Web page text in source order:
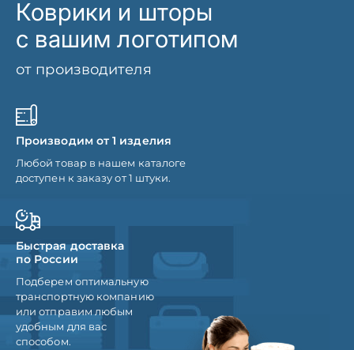
Коврики и шторы
с вашим логотипом
от производителя
Производим от 1 изделия
Любой товар в нашем каталоге
доступен к заказу от 1 штуки.
Быстрая доставка
по России
Подберем оптимальную
транспортную компанию
или отправим любым
удобным для вас
способом.